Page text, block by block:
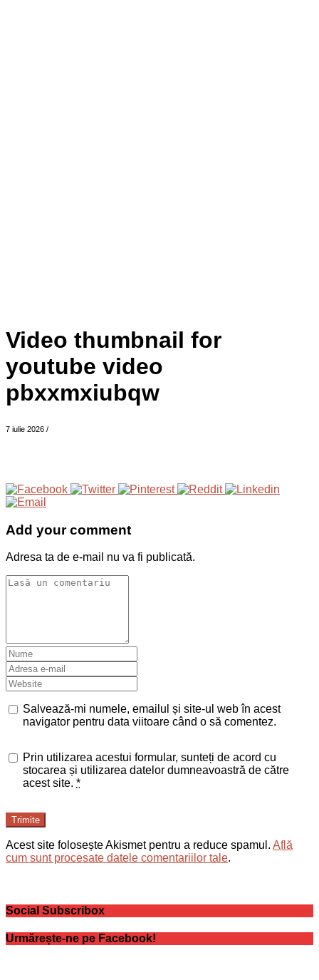
Video thumbnail for
youtube video
pbxxmxiubqw
7 iulie 2026 /
Add your comment
Adresa ta de e-mail nu va fi publicată.
Salvează-mi numele, emailul și site-ul web în acest
navigator pentru data viitoare când o să comentez.
Prin utilizarea acestui formular, sunteți de acord cu
stocarea și utilizarea datelor dumneavoastră de către
acest site. *
Trimite
Acest site folosește Akismet pentru a reduce spamul. Află
cum sunt procesate datele comentariilor tale.
Social Subscribox
Urmărește-ne pe Facebook!